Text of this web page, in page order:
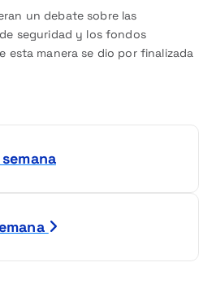
un debate sobre las
seguridad y los fondos
esta manera se dio por finalizada